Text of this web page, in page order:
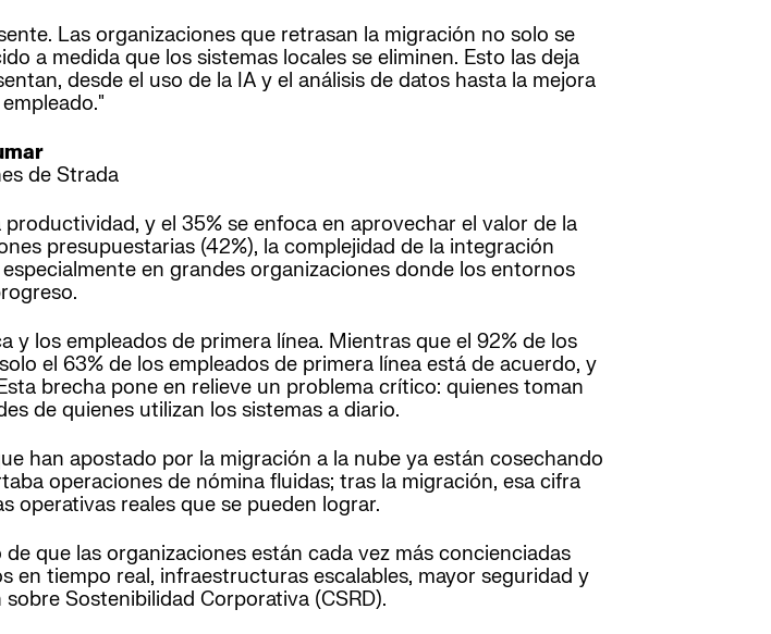
Las organizaciones que retrasan la migración no solo se
a medida que los sistemas locales se eliminen. Esto las deja
desde el uso de la IA y el análisis de datos hasta la mejora
de Strada
y el 35% se enfoca en aprovechar el valor de la
presupuestarias (42%), la complejidad de la integración
en grandes organizaciones donde los entornos
los empleados de primera línea. Mientras que el 92% de los
el 63% de los empleados de primera línea está de acuerdo, y
brecha pone en relieve un problema crítico: quienes toman
de quienes utilizan los sistemas a diario.
han apostado por la migración a la nube ya están cosechando
operaciones de nómina fluidas; tras la migración, esa cifra
operativas reales que se pueden lograr.
que las organizaciones están cada vez más concienciadas
en tiempo real, infraestructuras escalables, mayor seguridad y
Sostenibilidad Corporativa (CSRD).